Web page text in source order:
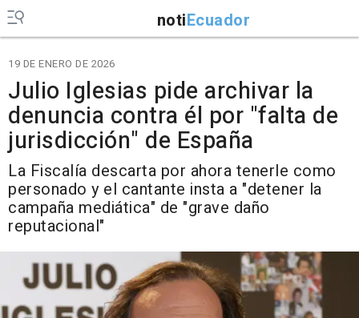
notiEcuador
19 DE ENERO DE 2026
Julio Iglesias pide archivar la
denuncia contra él por "falta de
jurisdicción" de España
La Fiscalía descarta por ahora tenerle como
personado y el cantante insta a "detener la
campaña mediática" de "grave daño
reputacional"